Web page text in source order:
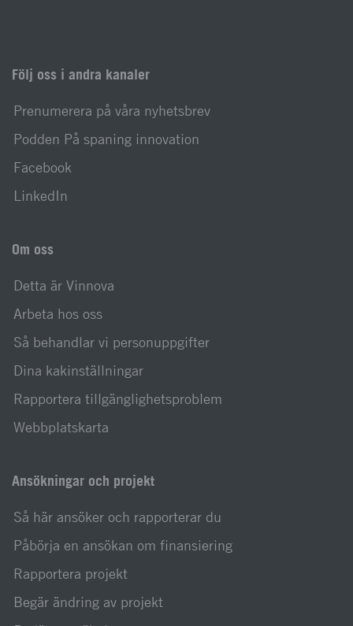
Följ oss i andra kanaler
Prenumerera på våra nyhetsbrev
Podden På spaning innovation
Facebook
LinkedIn
Om oss
Detta är Vinnova
Arbeta hos oss
Så behandlar vi personuppgifter
Dina kakinställningar
Rapportera tillgänglighetsproblem
Webbplatskarta
Ansökningar och projekt
Så här ansöker och rapporterar du
Påbörja en ansökan om finansiering
Rapportera projekt
Begär ändring av projekt